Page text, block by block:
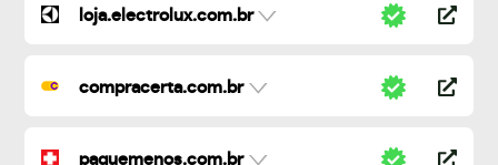
loja.electrolux.com.br
compracerta.com.br
paguemenos.com.br